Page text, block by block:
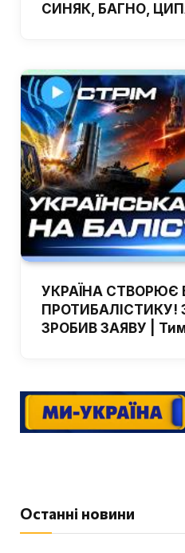
СИНЯК, БАГНО,
УКРАЇНА СТВОРЮЄ
ПРОТИБАЛІСТИКУ!
ЗРОБИВ ЗАЯВУ |
Останні новини